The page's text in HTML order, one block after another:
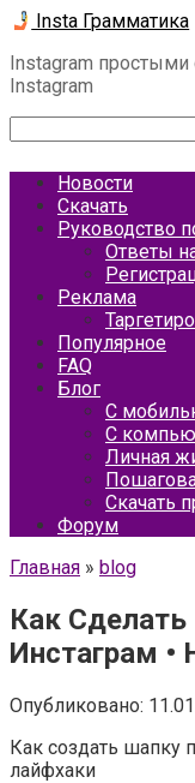
Перейти
контенту
Insta Грамматика
Instagram простыми
Instagram
Новости
Скачать
Руководство
Ответы
Реклама
Популярное
FAQ
Блог
С
С
Личная
Скачать
Форум
Главная » blog
Как
Инстаграм •
Опубликовано:
Как создать шапку
лайфхаки